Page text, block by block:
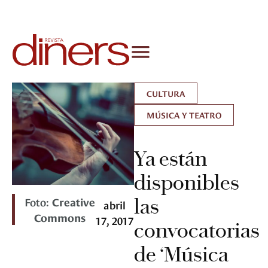
Foto: Creative
Commons
abril
17, 2017
CULTURA
MÚSICA Y TEATRO
Ya están
disponibles
las
convocatorias
de ‘Música